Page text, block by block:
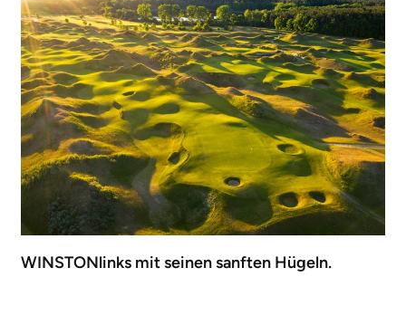
WINSTONlinks mit seinen sanften Hügeln.